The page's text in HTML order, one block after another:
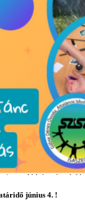
június 4. !